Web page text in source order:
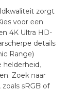
zorgt
voor een
4K Ultra HD-
details
Range)
Zoek naar
sRGB of